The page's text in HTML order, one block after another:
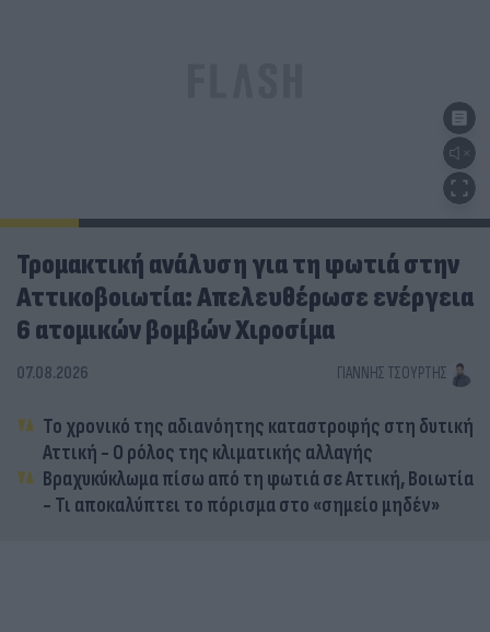
Τρομακτική ανάλυση για τη φωτιά στην
Αττικοβοιωτία: Απελευθέρωσε ενέργεια
6 ατομικών βομβών Χιροσίμα
07.08.2026 ΓΙΆΝΝΗΣ ΤΣΟΎΡΤΗΣ
Το χρονικό της αδιανόητης καταστροφής στη δυτική
Αττική - Ο ρόλος της κλιματικής αλλαγής
Βραχυκύκλωμα πίσω από τη φωτιά σε Αττική, Βοιωτία
- Τι αποκαλύπτει το πόρισμα στο «σημείο μηδέν»